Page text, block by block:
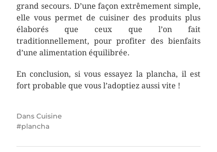
grand secours. D’une façon extrêmement simple,
elle vous permet de cuisiner des produits plus
élaborés que ceux que l’on fait
traditionnellement, pour profiter des bienfaits
d’une alimentation équilibrée.
En conclusion, si vous essayez la plancha, il est
fort probable que vous l’adoptiez aussi vite !
Dans Cuisine
plancha